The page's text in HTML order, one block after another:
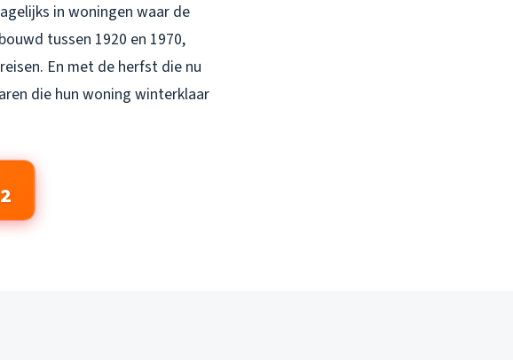
in woningen waar de
tussen 1920 en 1970,
En met de herfst die nu
die hun woning winterklaar